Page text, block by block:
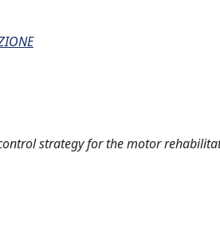
strategy for the motor